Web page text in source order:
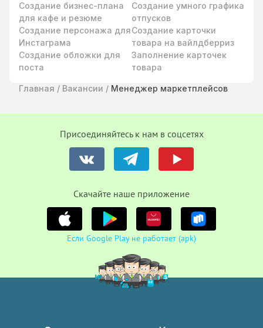
Создание бизнес-плана
для кафе и резюме
Создание персонажа для
Инстаграма
Создание обложки для
поста
Создание умного графика
отпусков
Cоздание карточки
товара на вайлдберриз
Заполнение карточек
товара
Главная / Вакансии / Менеджер маркетплейсов
Присоединяйтесь к нам в соцсетях
Cкачайте наше приложение
Если Google Play не работает (apk)